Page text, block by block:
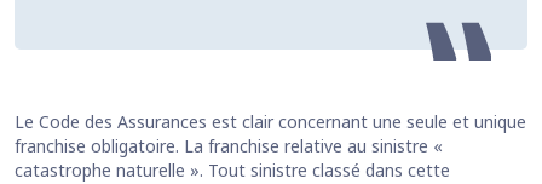
Le Code des Assurances est clair concernant une seule et unique
franchise obligatoire. La franchise relative au sinistre «
catastrophe naturelle ». Tout sinistre classé dans cette